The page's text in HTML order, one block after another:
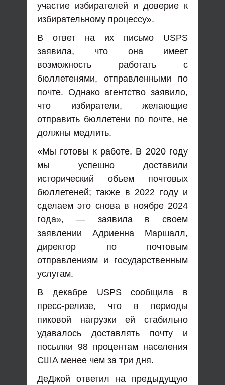
участие избирателей и доверие к
избирательному процессу».
В ответ на их письмо USPS
заявила, что она имеет
возможность работать с
бюллетенями, отправленными по
почте. Однако агентство заявило,
что избиратели, желающие
отправить бюллетени по почте, не
должны медлить.
«Мы готовы к работе. В 2020 году
мы успешно доставили
исторический объем почтовых
бюллетеней; также в 2022 году и
сделаем это снова в ноябре 2024
года», — заявила в своем
заявлении Адриенна Маршалл,
директор по почтовым
отправлениям и государственным
услугам.
В декабре USPS сообщила в
пресс-релизе, что в периоды
пиковой нагрузки ей стабильно
удавалось доставлять почту и
посылки 98 процентам населения
США менее чем за три дня.
ДеДжой ответил на предыдущую